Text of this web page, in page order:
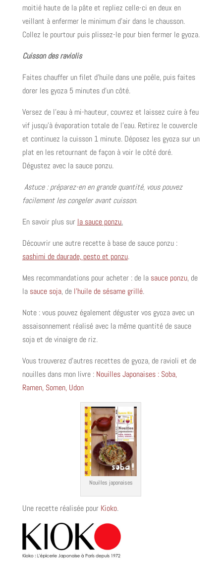
moitié haute de la pâte et repliez celle-ci en deux en
veillant à enfermer le minimum d’air dans le chausson.
Collez le pourtour puis plissez-le pour bien fermer le gyoza.
Cuisson des raviolis
Faites chauffer un filet d’huile dans une poêle, puis faites
dorer les gyoza 5 minutes d’un côté.
Versez de l’eau à mi-hauteur, couvrez et laissez cuire à feu
vif jusqu’à évaporation totale de l’eau. Retirez le couvercle
et continuez la cuisson 1 minute. Déposez les gyoza sur un
plat en les retournant de façon à voir le côté doré.
Dégustez avec la sauce ponzu.
Astuce : préparez-en en grande quantité, vous pouvez
facilement les congeler avant cuisson.
En savoir plus sur la sauce ponzu.
Découvrir une autre recette à base de sauce ponzu :
sashimi de daurade, pesto et ponzu.
Mes recommandations pour acheter : de la sauce ponzu, de
la sauce soja, de l’huile de sésame grillé.
Note : vous pouvez également déguster vos gyoza avec un
assaisonnement réalisé avec la même quantité de sauce
soja et de vinaigre de riz.
Vous trouverez d’autres recettes de gyoza, de ravioli et de
nouilles dans mon livre : Nouilles Japonaises : Soba,
Ramen, Somen, Udon
Nouilles japonaises
Une recette réalisée pourKioko.